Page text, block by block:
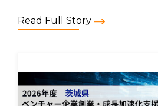
Read Full Story